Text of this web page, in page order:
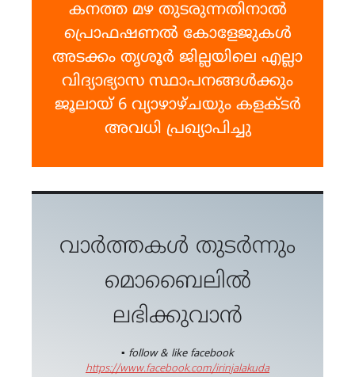
കനത്ത മഴ തുടരുന്നതിനാൽ
പ്രൊഫഷണൽ കോളേജുകൾ
അടക്കം തൃശൂർ ജില്ലയിലെ എല്ലാ
വിദ്യാഭ്യാസ സ്ഥാപനങ്ങൾക്കും
ജൂലായ് 6 വ്യാഴാഴ്ചയും കളക്ടർ
അവധി പ്രഖ്യാപിച്ചു
വാർത്തകൾ തുടർന്നും
മൊബൈലിൽ
ലഭിക്കുവാൻ
▪ follow & like facebook
https://www.facebook.com/irinjalakuda